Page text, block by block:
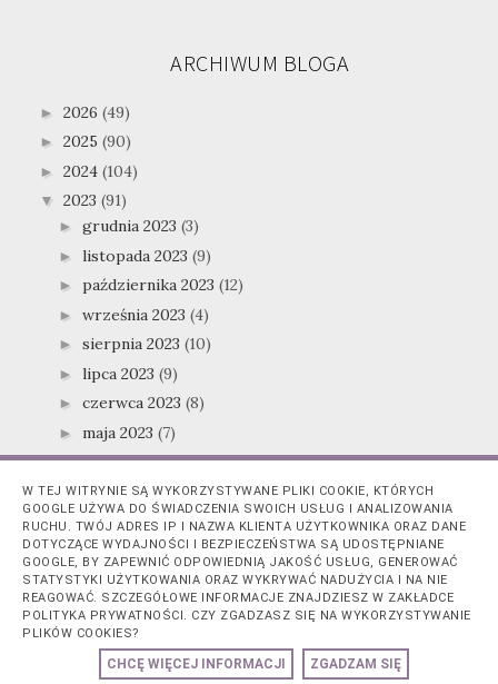
ARCHIWUM BLOGA
► 2026 (49)
► 2025 (90)
► 2024 (104)
▼ 2023 (91)
► grudnia 2023 (3)
► listopada 2023 (9)
► października 2023 (12)
► września 2023 (4)
► sierpnia 2023 (10)
► lipca 2023 (9)
► czerwca 2023 (8)
► maja 2023 (7)
▼kwietnia 2023(9)
Marcowe i kwietniowe nowości — ile wydałam na
kosm...
Żel propolisowy Tisane Farm i Retinobaza 17000 — j...
Open box pudełka od marki Slavica! Co znalazłam w ...
Krem do ciała awokado Body Superfood — Garnier
Profesjonalna kuracja do stóp: peeling+maska Baler...
Nawilżający płyn micelarny konopie+szafran —
Bielenda
W TEJ WITRYNIE SĄ WYKORZYSTYWANE PLIKI COOKIE, KTÓRYCH
GOOGLE UŻYWA DO ŚWIADCZENIA SWOICH USŁUG I ANALIZOWANIA
RUCHU. TWÓJ ADRES IP I NAZWA KLIENTA UŻYTKOWNIKA ORAZ DANE
DOTYCZĄCE WYDAJNOŚCI I BEZPIECZEŃSTWA SĄ UDOSTĘPNIANE
GOOGLE, BY ZAPEWNIĆ ODPOWIEDNIĄ JAKOŚĆ USŁUG, GENEROWAĆ
STATYSTYKI UŻYTKOWANIA ORAZ WYKRYWAĆ NADUŻYCIA I NA NIE
REAGOWAĆ. SZCZEGÓŁOWE INFORMACJE ZNAJDZIESZ W ZAKŁADCE
POLITYKA PRYWATNOŚCI. CZY ZGADZASZ SIĘ NA WYKORZYSTYWANIE
PLIKÓW COOKIES?
CHCĘ WIĘCEJ INFORMACJI ZGADZAM SIĘ